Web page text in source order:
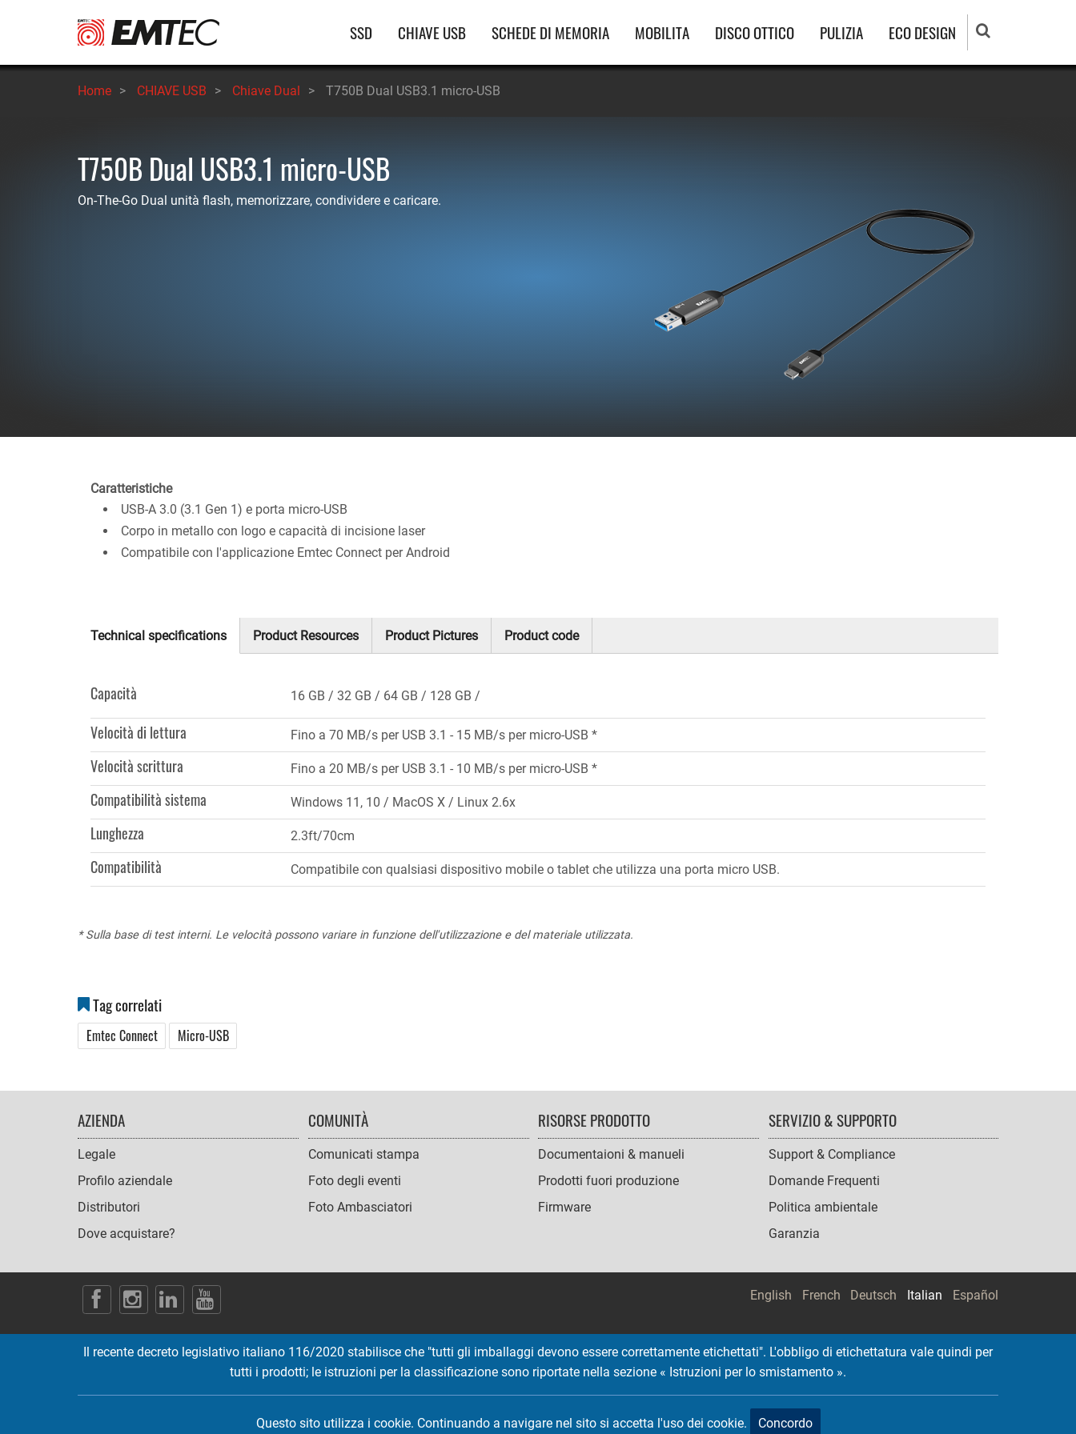
principale
Navigazione
principale
SSD CHIAVE USB SCHEDE DI MEMORIA MOBILITA DISCO OTTICO PULIZIA ECO DESIGN
Home > CHIAVE USB > Chiave Dual > T750B Dual USB3.1 micro-USB
T750B Dual USB3.1 micro-USB
On-The-Go Dual unità flash, memorizzare, condividere e caricare.
Caratteristiche
USB-A 3.0 (3.1 Gen 1) e porta micro-USB
Corpo in metallo con logo e capacità di incisione laser
Compatibile con l'applicazione Emtec Connect per Android
Technical specifications
Product Resources Product Pictures Product code
Capacità 16 GB 32 GB 64 GB 128 GB
Velocità di lettura Fino a 70 MB/s per USB 3.1 - 15 MB/s per micro-USB *
Velocità scrittura Fino a 20 MB/s per USB 3.1 - 10 MB/s per micro-USB *
Compatibilità sistema Windows 11, 10 / MacOS X / Linux 2.6x
Lunghezza 2.3ft/70cm
Compatibilità Compatibile con qualsiasi dispositivo mobile o tablet che utilizza una porta micro USB.
* Sulla base di test interni. Le velocità possono variare in funzione dell'utilizzazione e del materiale utilizzata.
Tag correlati
Emtec Connect Micro-USB
FOOTER
NAVIGATION
AZIENDA
Legale
Profilo aziendale
Distributori
Dove acquistare?
COMUNITÀ
Comunicati stampa
Foto degli eventi
Foto Ambasciatori
RISORSE PRODOTTO
Documentaioni & manueli
Prodotti fuori produzione
Firmware
SERVIZIO & SUPPORTO
Support & Compliance
Domande Frequenti
Politica ambientale
Garanzia
SOCIAL
English French Deutsch Italian Español
Copyright © 2026 EMTEC, All rights reserved.
Il recente decreto legislativo italiano 116/2020 stabilisce che "tutti gli imballaggi devono essere correttamente etichettati". L'obbligo di etichettatura vale quindi per
tutti i prodotti; le istruzioni per la classificazione sono riportate nella sezione « Istruzioni per lo smistamento ».
Questo sito utilizza i cookie. Continuando a navigare nel sito si accetta l'uso dei cookie. Concordo